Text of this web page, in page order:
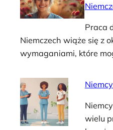
Praca
Niemczech wiąże się z
wymaganiami, które
wielu